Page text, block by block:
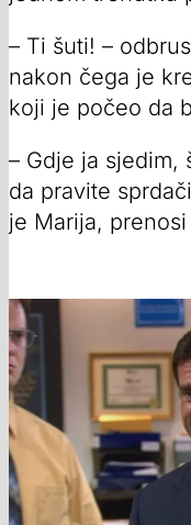
– Ti šuti! –
nakon čega je
koji je počeo da
– Gdje ja sjedim,
da pravite
je Marija, prenosi